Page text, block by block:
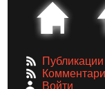
Войти